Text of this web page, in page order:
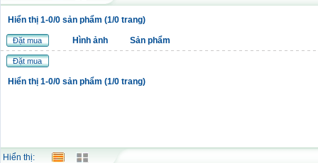
Hiển thị 1-0/0 sản phẩm (1/0 trang)
Đặt mua Hình ảnh Sản phẩm
Đặt mua
Hiển thị 1-0/0 sản phẩm (1/0 trang)
Hiển thị: